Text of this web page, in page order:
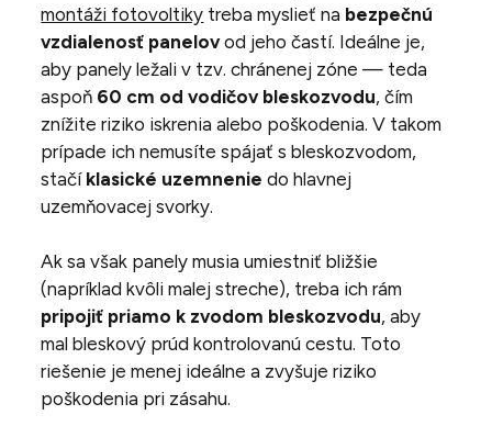
montáži fotovoltiky treba myslieť na bezpečnú
vzdialenosť panelovod jeho častí. Ideálne je,
aby panely ležali v tzv. chránenej zóne — teda
aspoň 60 cm od vodičov bleskozvodu, čím
znížite riziko iskrenia alebo poškodenia. V takom
prípade ich nemusíte spájať s bleskozvodom,
stačí klasické uzemnenie do hlavnej
uzemňovacej svorky.
Ak sa však panely musia umiestniť bližšie
(napríklad kvôli malej streche), treba ich rám
pripojiť priamo k zvodom bleskozvodu, aby
mal bleskový prúd kontrolovanú cestu. Toto
riešenie je menej ideálne a zvyšuje riziko
poškodenia pri zásahu.